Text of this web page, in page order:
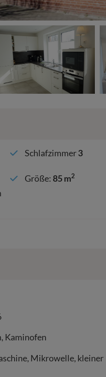
Schlafzimmer 3
Größe:85 m2
Kaminofen
Mikrowelle, kleiner